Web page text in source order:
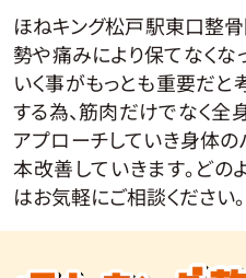
ほねキング松戸駅東口整
勢や痛みにより保てなくな
いく事がもっとも重要だ
する為、筋肉だけでなく全
アプローチしていき身体の
本改善していきます。どの
はお気軽にご相談ください。